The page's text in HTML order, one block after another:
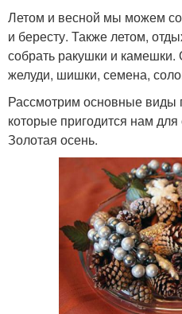
Летом и весной мы можем
и бересту. Также летом,
собрать ракушки и
желуди, шишки, семена,
Рассмотрим основные виды
которые пригодится нам
Золотая осень.